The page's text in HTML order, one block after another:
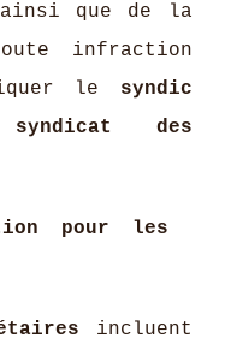
que de la
infraction
le syndic
syndicat des
pour les
incluent